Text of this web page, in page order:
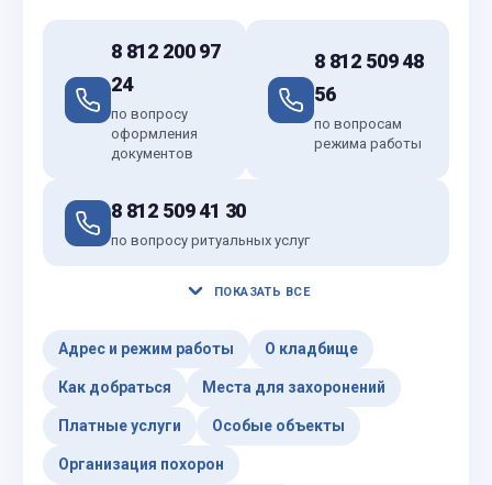
8 812 200 97
24
по вопросу
оформления
документов
8 812 509 48
56
по вопросам
режима работы
8 812 509 41 30
по вопросу ритуальных услуг
ПОКАЗАТЬ ВСЕ
Адрес и режим работы О кладбище
Как добраться Места для захоронений
Платные услуги Особые объекты
Организация похорон